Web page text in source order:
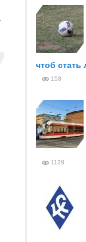
чтоб стать
158
1128